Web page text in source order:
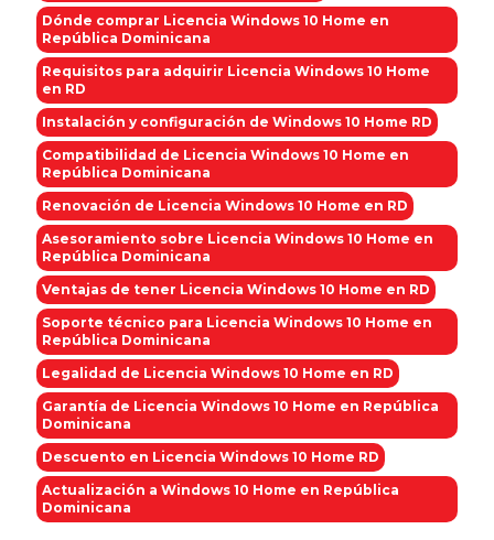
Dónde comprar Licencia Windows 10 Home en
República Dominicana
Requisitos para adquirir Licencia Windows 10 Home
en RD
Instalación y configuración de Windows 10 Home RD
Compatibilidad de Licencia Windows 10 Home en
República Dominicana
Renovación de Licencia Windows 10 Home en RD
Asesoramiento sobre Licencia Windows 10 Home en
República Dominicana
Ventajas de tener Licencia Windows 10 Home en RD
Soporte técnico para Licencia Windows 10 Home en
República Dominicana
Legalidad de Licencia Windows 10 Home en RD
Garantía de Licencia Windows 10 Home en República
Dominicana
Descuento en Licencia Windows 10 Home RD
Actualización a Windows 10 Home en República
Dominicana